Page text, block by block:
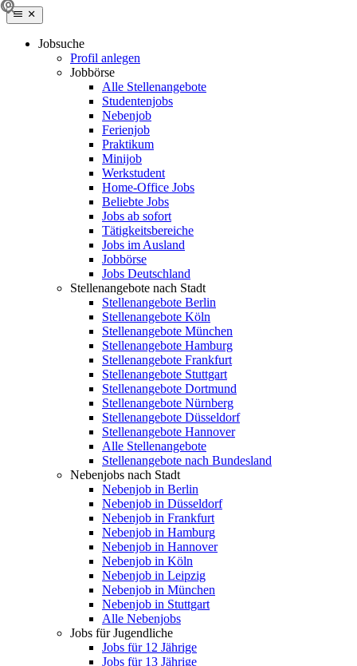
Jobsuche
Profil anlegen
Jobbörse
Alle Stellenangebote
Studentenjobs
Nebenjob
Ferienjob
Praktikum
Minijob
Werkstudent
Home-Office Jobs
Beliebte Jobs
Jobs ab sofort
Tätigkeitsbereiche
Jobs im Ausland
Jobbörse
Jobs Deutschland
Stellenangebote nach Stadt
Stellenangebote Berlin
Stellenangebote Köln
Stellenangebote München
Stellenangebote Hamburg
Stellenangebote Frankfurt
Stellenangebote Stuttgart
Stellenangebote Dortmund
Stellenangebote Nürnberg
Stellenangebote Düsseldorf
Stellenangebote Hannover
Alle Stellenangebote
Stellenangebote nach Bundesland
Nebenjobs nach Stadt
Nebenjob in Berlin
Nebenjob in Düsseldorf
Nebenjob in Frankfurt
Nebenjob in Hamburg
Nebenjob in Hannover
Nebenjob in Köln
Nebenjob in Leipzig
Nebenjob in München
Nebenjob in Stuttgart
Alle Nebenjobs
Jobs für Jugendliche
Jobs für 12 Jährige
Jobs für 13 Jährige